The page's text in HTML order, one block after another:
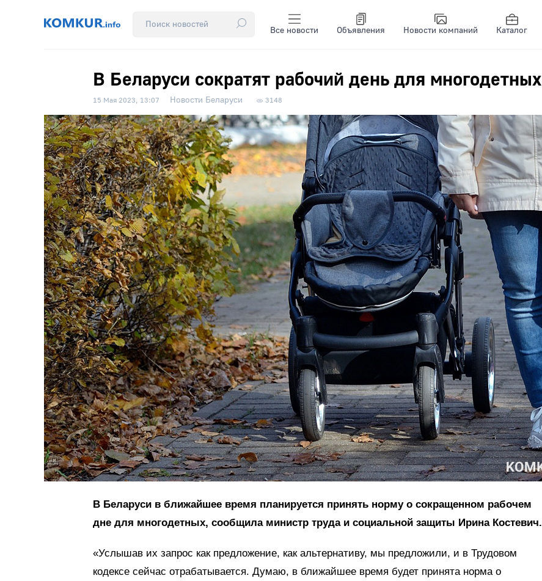
Все новости Объявления Новости компаний Каталог
В Беларуси сократят рабочий день для многодетных
15 Мая 2023, 13:07 Новости Беларуси 3148
В Беларуси в ближайшее время планируется принять норму о сокращенном рабочем
дне для многодетных, сообщила министр труда и социальной защиты Ирина Костевич.
«Услышав их запрос как предложение, как альтернативу, мы предложили, и в Трудовом
кодексе сейчас отрабатывается. Думаю, в ближайшее время будет принята норма о